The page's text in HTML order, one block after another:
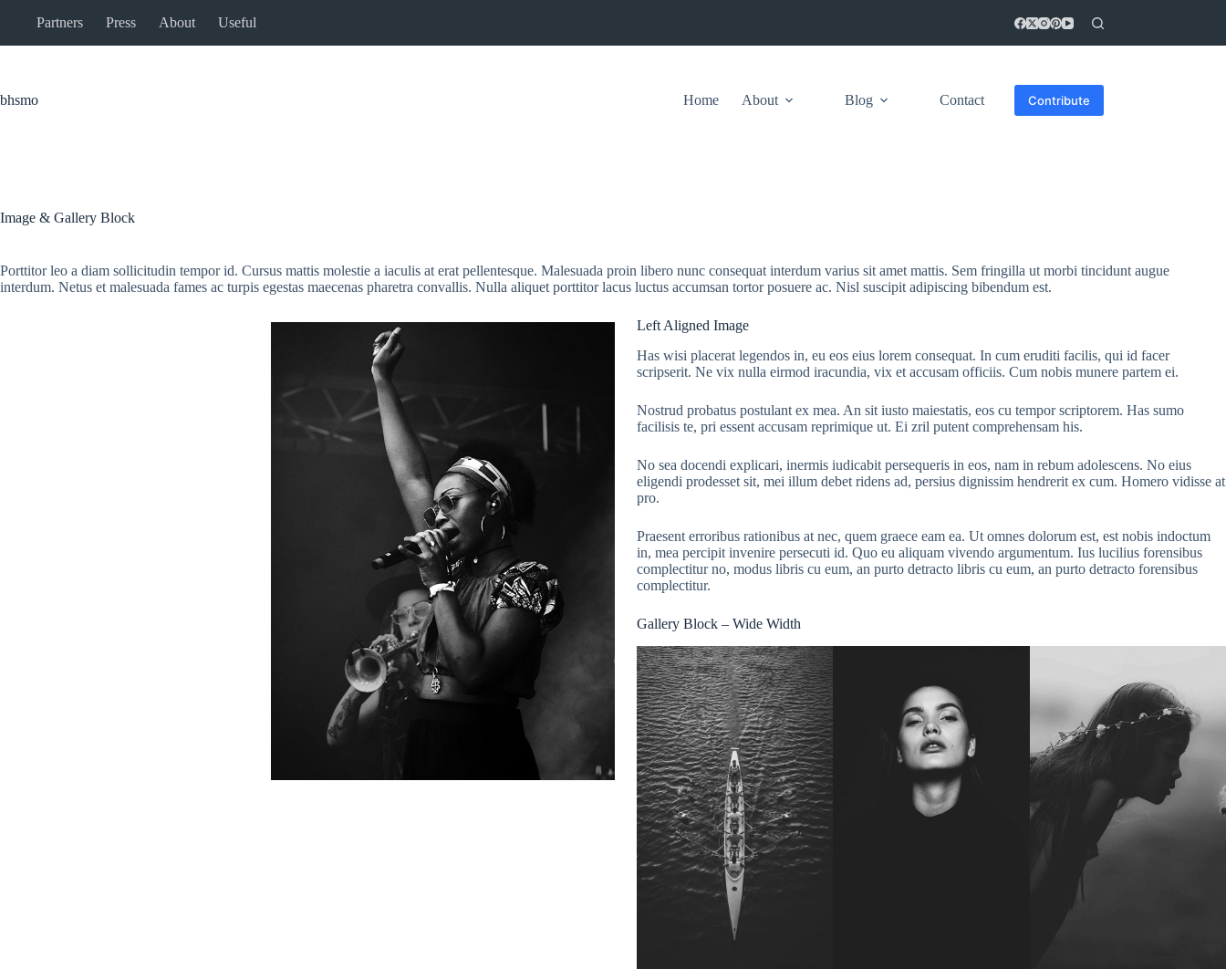
Partners Press About Useful
bhsmo Home About Blog Contact Contribute
Image & Gallery Block
Porttitor leo a diam sollicitudin tempor id. Cursus mattis molestie a iaculis at erat pellentesque. Malesuada proin libero nunc consequat interdum varius sit amet mattis. Sem fringilla ut morbi tincidunt augue
interdum. Netus et malesuada fames ac turpis egestas maecenas pharetra convallis. Nulla aliquet porttitor lacus luctus accumsan tortor posuere ac. Nisl suscipit adipiscing bibendum est.
Left Aligned Image
Has wisi placerat legendos in, eu eos eius lorem consequat. In cum eruditi facilis, qui id facer
scripserit. Ne vix nulla eirmod iracundia, vix et accusam officiis. Cum nobis munere partem ei.
Nostrud probatus postulant ex mea. An sit iusto maiestatis, eos cu tempor scriptorem. Has sumo
facilisis te, pri essent accusam reprimique ut. Ei zril putent comprehensam his.
No sea docendi explicari, inermis iudicabit persequeris in eos, nam in rebum adolescens. No eius
eligendi prodesset sit, mei illum debet ridens ad, persius dignissim hendrerit ex cum. Homero vidisse at
pro.
Praesent erroribus rationibus at nec, quem graece eam ea. Ut omnes dolorum est, est nobis indoctum
in, mea percipit invenire persecuti id. Quo eu aliquam vivendo argumentum. Ius lucilius forensibus
complectitur no, modus libris cu eum, an purto detracto libris cu eum, an purto detracto forensibus
complectitur.
Gallery Block – Wide Width